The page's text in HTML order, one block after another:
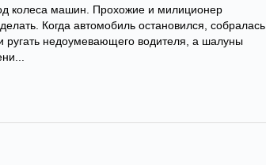
колеса машин. Прохожие и милиционер
Когда автомобиль остановился, собралась
ругать недоумевающего водителя, а шалуны